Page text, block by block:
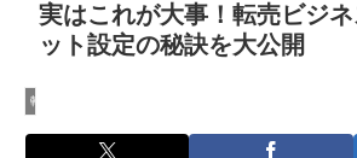
実はこれが大事！転売ビジ
ット設定の秘訣を大公開
転売に必要なマーケティング知識